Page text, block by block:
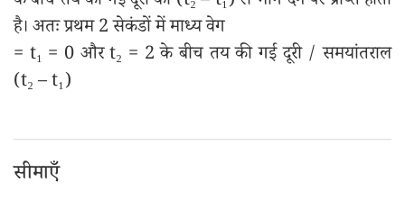
है। अतः प्रथम 2 सेकंडों में माध्य वेग
= t₁ = 0 और t₂ = 2 के बीच तय की गई दूरी / समयांतराल
(t₂ – t₁)
सीमाएँ